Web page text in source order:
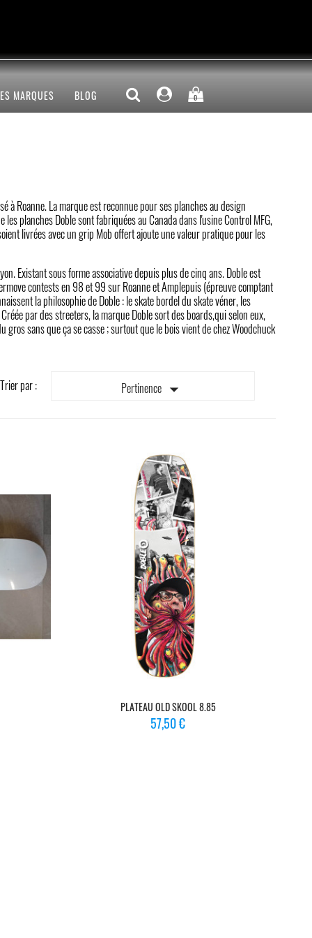
MARQUES BLOG 0
Roanne. La marque est reconnue pour ses planches au design
planches Doble sont fabriquées au Canada dans l'usine Control MFG,
livrées avec un grip Mob offert ajoute une valeur pratique pour les
Existant sous forme associative depuis plus de cinq ans. Doble est
contests en 98 et 99 sur Roanne et Amplepuis (épreuve comptant
la philosophie de Doble : le skate bordel du skate véner, les
par des streeters, la marque Doble sort des boards,qui selon eux,
sans que ça se casse ; surtout que le bois vient de chez Woodchuck
Trier par : Pertinence 
PLATEAU OLD SKOOL 8.85
Prix
57,50 €